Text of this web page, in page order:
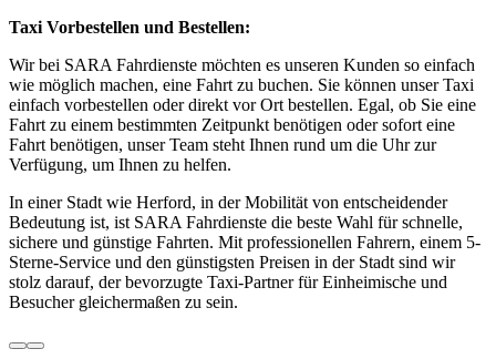
Taxi Vorbestellen und Bestellen:
Wir bei SARA Fahrdienste möchten es unseren Kunden so einfach
wie möglich machen, eine Fahrt zu buchen. Sie können unser Taxi
einfach vorbestellen oder direkt vor Ort bestellen. Egal, ob Sie eine
Fahrt zu einem bestimmten Zeitpunkt benötigen oder sofort eine
Fahrt benötigen, unser Team steht Ihnen rund um die Uhr zur
Verfügung, um Ihnen zu helfen.
In einer Stadt wie Herford, in der Mobilität von entscheidender
Bedeutung ist, ist SARA Fahrdienste die beste Wahl für schnelle,
sichere und günstige Fahrten. Mit professionellen Fahrern, einem 5-
Sterne-Service und den günstigsten Preisen in der Stadt sind wir
stolz darauf, der bevorzugte Taxi-Partner für Einheimische und
Besucher gleichermaßen zu sein.